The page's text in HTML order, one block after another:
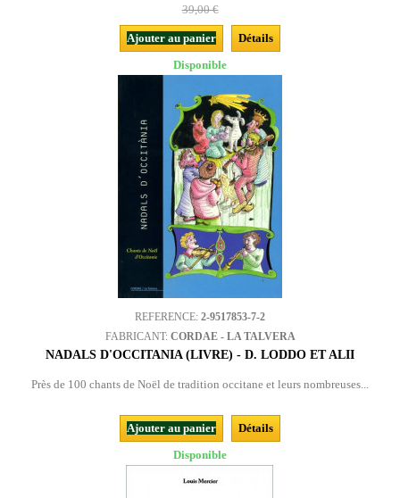
39,00 €
Ajouter au panier
Détails
Disponible
REFERENCE: 2-9517853-7-2
FABRICANT: CORDAE - LA TALVERA
NADALS D'OCCITANIA (LIVRE) - D. LODDO ET ALII
Près de 100 chants de Noël de tradition occitane et leurs nombreuses...
Ajouter au panier
Détails
Disponible